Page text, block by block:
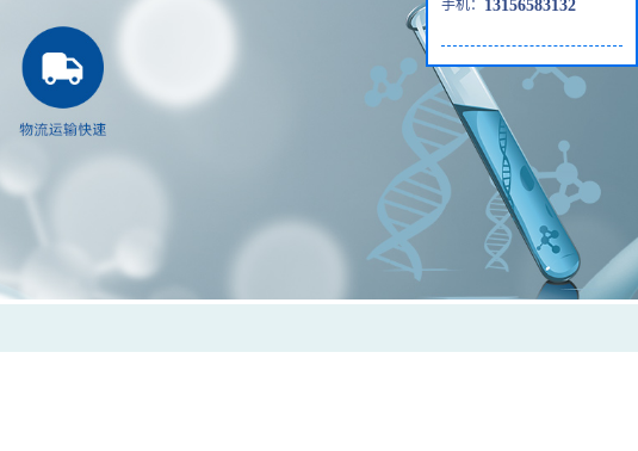
手机： 13156583132